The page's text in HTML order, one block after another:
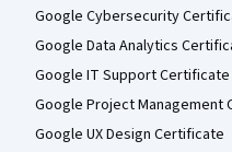
Google Cybersecurity
Google Data Analytics
Google IT Support Certificate
Google Project Management
Google UX Design Certificate